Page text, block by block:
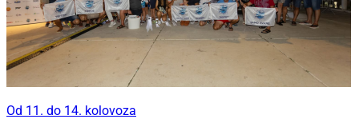
Od 11. do 14. kolovoza